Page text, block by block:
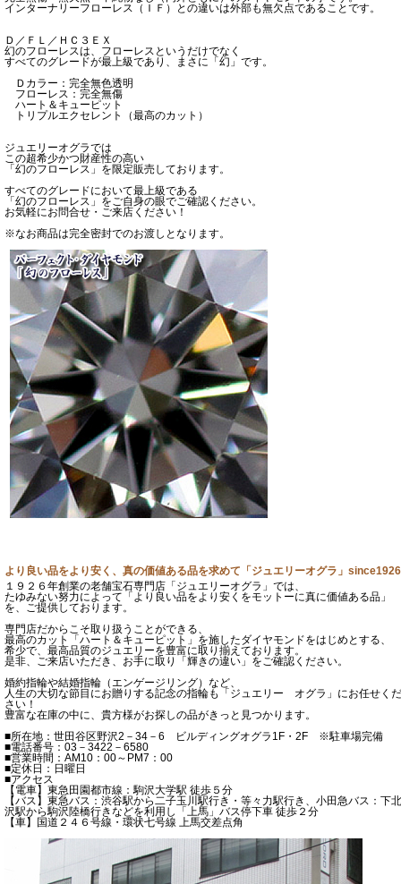
インターナリーフローレス（ＩＦ）との違いは外部も無欠点であることです。
Ｄ／ＦＬ／ＨＣ３ＥＸ
幻のフローレスは、フローレスというだけでなく
すべてのグレードが最上級であり、まさに「幻」です。
Ｄカラー：完全無色透明
フローレス：完全無傷
ハート＆キューピット
トリプルエクセレント（最高のカット）
ジュエリーオグラでは
この超希少かつ財産性の高い
「幻のフローレス」を限定販売しております。
すべてのグレードにおいて最上級である
「幻のフローレス」をご自身の眼でご確認ください。
お気軽にお問合せ・ご来店ください！
※なお商品は完全密封でのお渡しとなります。
より良い品をより安く、真の価値ある品を求めて「ジュエリーオグラ」since1926
１９２６年創業の老舗宝石専門店「ジュエリーオグラ」では、
たゆみない努力によって「より良い品をより安くをモットーに真に価値ある品」
を、ご提供しております。
専門店だからこそ取り扱うことができる、
最高のカット「ハート＆キューピット」を施したダイヤモンドをはじめとする、
希少で、最高品質のジュエリーを豊富に取り揃えております。
是非、ご来店いただき、お手に取り「輝きの違い」をご確認ください。
婚約指輪や結婚指輪（エンゲージリング）など、
人生の大切な節目にお贈りする記念の指輪も「ジュエリー オグラ」にお任せくだ
さい！
豊富な在庫の中に、貴方様がお探しの品がきっと見つかります。
■所在地：世田谷区野沢2－34－6 ビルディングオグラ1F・2F ※駐車場完備
■電話番号：03－3422－6580
■営業時間：AM10：00～PM7：00
■定休日：日曜日
■アクセス
【電車】東急田園都市線：駒沢大学駅 徒歩５分
【バス】東急バス：渋谷駅から二子玉川駅行き・等々力駅行き、小田急バス：下北
沢駅から駒沢陸橋行きなどを利用し「上馬」バス停下車 徒歩２分
【車】国道２４６号線・環状七号線 上馬交差点角